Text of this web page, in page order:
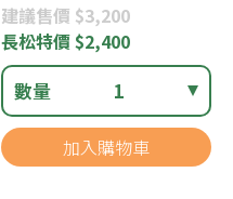
建議售價 $3,200
長松特價 $2,400
數量 1
加入購物車